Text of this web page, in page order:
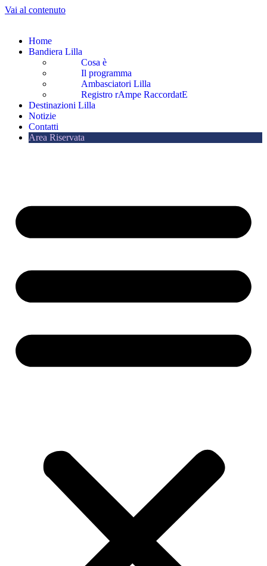
Vai al contenuto
Home
Bandiera Lilla
Cosa è
Il programma
Ambasciatori Lilla
Registro rAmpe RaccordatE
Destinazioni Lilla
Notizie
Contatti
Area Riservata